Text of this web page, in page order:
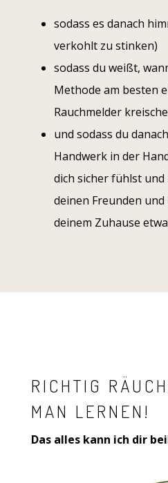
sodass es danach
verkohlt zu stinken)
sodass du weißt,
Methode am besten
Rauchmelder
und sodass du
Handwerk in der
dich sicher fühlst
deinen Freunden
deinem Zuhause
RICHTIG
MAN LERNEN!
Das alles kann ich dir